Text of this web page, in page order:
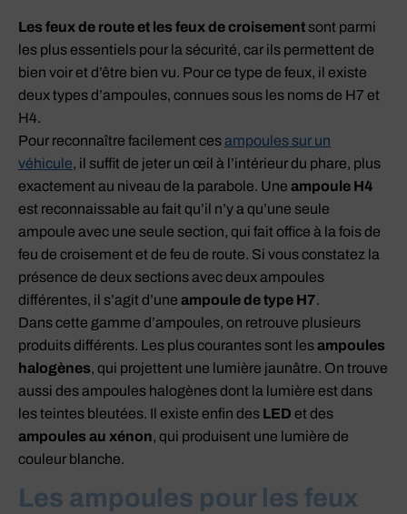
Les feux de route et les feux de croisement sont parmi
les plus essentiels pour la sécurité, car ils permettent de
bien voir et d’être bien vu. Pour ce type de feux, il existe
deux types d’ampoules, connues sous les noms de H7 et
H4.
Pour reconnaître facilement cesampoules sur un
véhicule, il suffit de jeter un œil à l’intérieur du phare, plus
exactement au niveau de la parabole. Une ampoule H4
est reconnaissable au fait qu’il n’y a qu’une seule
ampoule avec une seule section, qui fait office à la fois de
feu de croisement et de feu de route. Si vous constatez la
présence de deux sections avec deux ampoules
différentes, il s’agit d’une ampoule de type H7.
Dans cette gamme d’ampoules, on retrouve plusieurs
produits différents. Les plus courantes sont lesampoules
halogènes, qui projettent une lumière jaunâtre. On trouve
aussi des ampoules halogènes dont la lumière est dans
les teintes bleutées. Il existe enfin des LED et des
ampoules au xénon, qui produisent une lumière de
couleur blanche.
Les ampoules pour les feux